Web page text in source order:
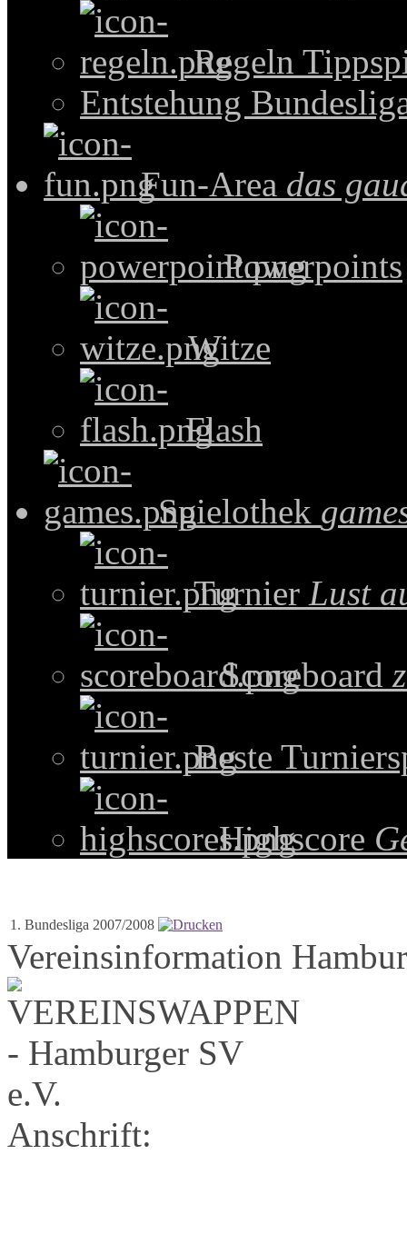
Regeln
Entstehung
Fun-Area das
Powerpoints
Witze
Flash
Spielothek
Turnier Lust
Scoreboard
Beste
Highscore
1. Bundesliga 2007/2008
Vereinsinformation
Anschrift: